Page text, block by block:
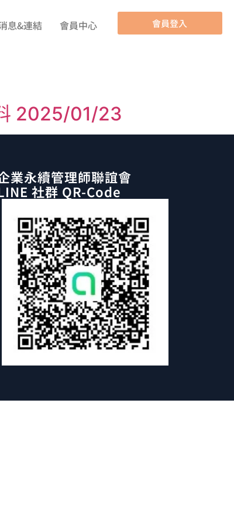
息&連結 會員中心 會員登入
2025/01/23
業永續管理師聯誼會
社群 QR-Code